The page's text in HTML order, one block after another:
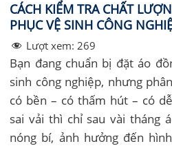
CÁCH KIỂM TRA CHẤT
PHỤC VỆ SINH CÔNG
Lượt xem: 269
Bạn đang chuẩn bị đặt áo
sinh công nghiệp, nhưng
có bền – có thấm hút – có
sai vải thì chỉ sau vài tháng
nóng bí, ảnh hưởng đến